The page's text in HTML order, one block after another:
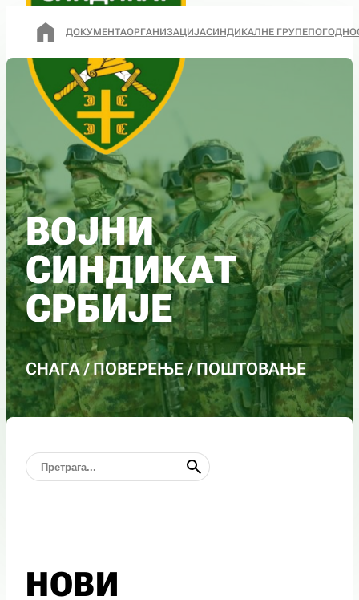
ДОКУМЕНТАОРГАНИЗАЦИЈАСИНДИКАЛНЕ ГРУПЕ
ВОЈНИ
СИНДИКАТ
СРБИЈЕ
СНАГА / ПОВЕРЕЊЕ / ПОШТОВАЊЕ
НОВИ